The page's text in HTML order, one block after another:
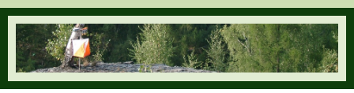
Przejdź do treści
orienteering.waw.pl